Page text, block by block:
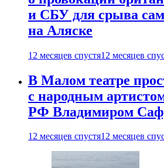
и СБУ для срыва
на Аляске
12 месяцев спустя12 месяцев
В Малом театре
с народным
РФ Владимиром
12 месяцев спустя12 месяцев